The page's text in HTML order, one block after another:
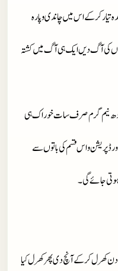
تیار کر کے اس میں چاندی و پارہ
کی آگ دیں ایک ہی آگ میں کشتہ
نیم گرم صرف سات خوراک ہی
ڈپریشن و اس قسم کی باتوں سے
جائے گی۔
دن کھرل کر کے آنچ دی پھر کھرل کیا